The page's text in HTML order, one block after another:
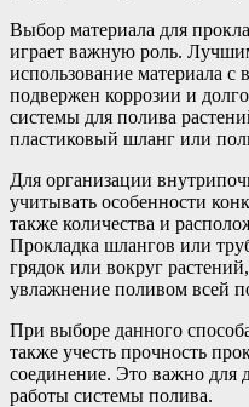
Выбор материала для
играет важную роль.
использование материала
подвержен коррозии и
системы для полива
пластиковый шланг или
Для организации
учитывать особенности
также количества и
Прокладка шлангов или
грядок или вокруг
увлажнение поливом всей
При выборе данного
также учесть прочность
соединение. Это важно для
работы системы полива.